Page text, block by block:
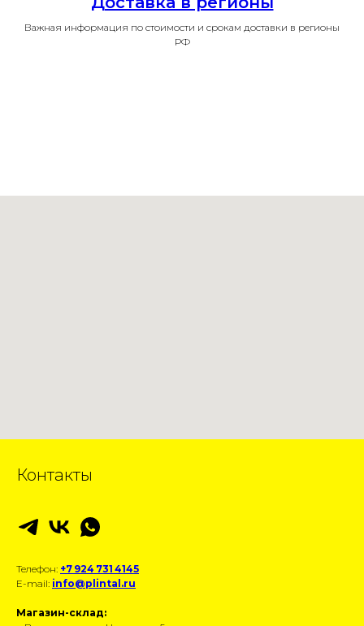
Важная информация по стоимости и срокам доставки в регионы
РФ
Контакты
Телефон: +7 924 731 4145
E-mail: info@plintal.ru
Магазин-склад: